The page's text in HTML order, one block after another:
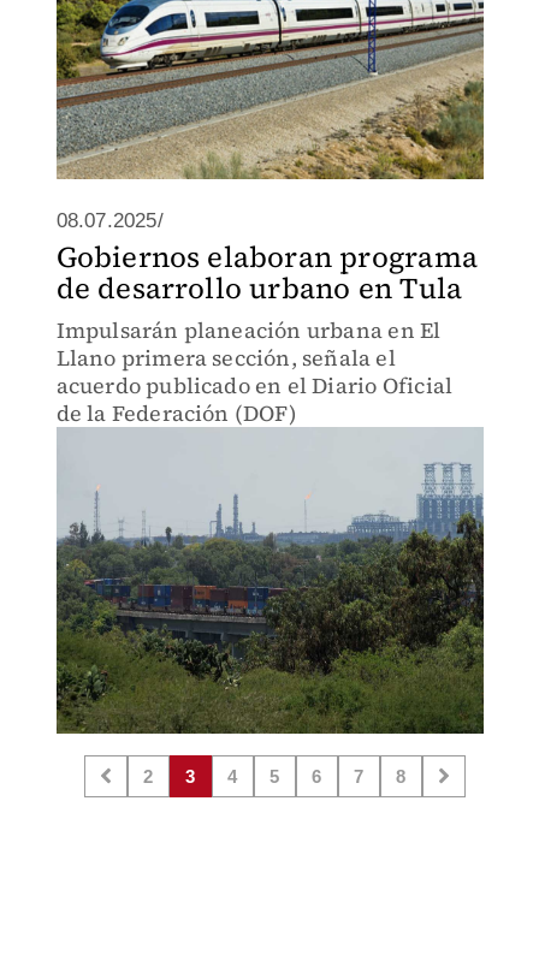
08.07.2025/
Gobiernos elaboran programa
de desarrollo urbano en Tula
Impulsarán planeación urbana en El
Llano primera sección, señala el
acuerdo publicado en el Diario Oficial
de la Federación (DOF)
2 3 4 5 6 7 8